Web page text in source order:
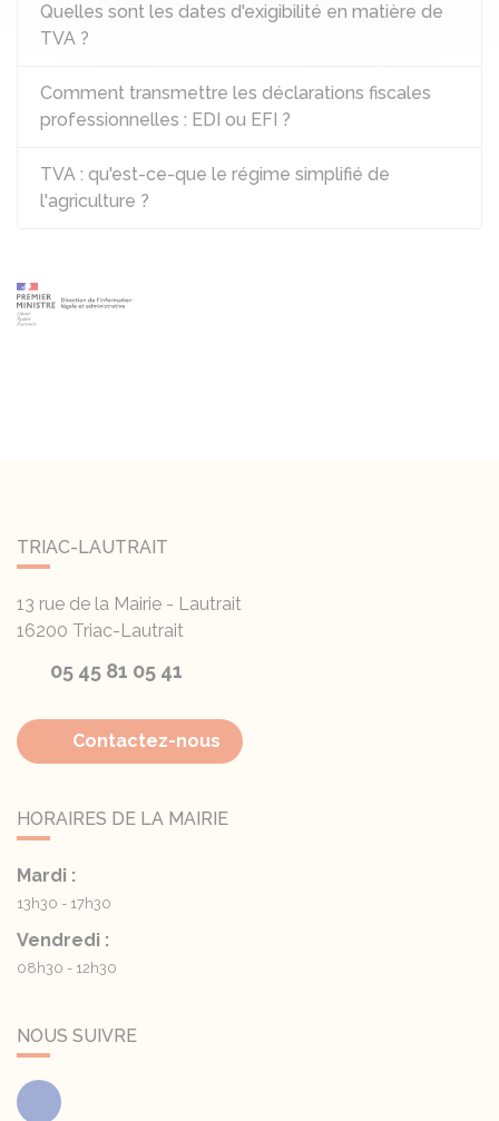
Quelles sont les dates d'exigibilité en matière de
TVA ?
Comment transmettre les déclarations fiscales
professionnelles : EDI ou EFI ?
TVA : qu'est-ce-que le régime simplifié de
l'agriculture ?
TRIAC-LAUTRAIT
13 rue de la Mairie - Lautrait
16200 Triac-Lautrait
05 45 81 05 41
Contactez-nous
HORAIRES DE LA MAIRIE
Mardi :
13h30 - 17h30
Vendredi :
08h30 - 12h30
NOUS SUIVRE
Facebook